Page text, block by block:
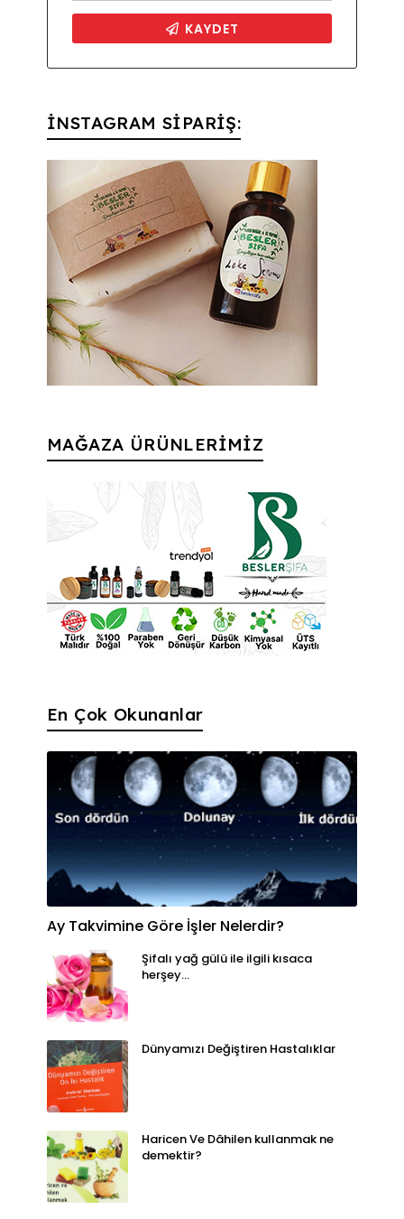
İNSTAGRAM SİPARİŞ:
MAĞAZA ÜRÜNLERİMİZ
En Çok Okunanlar
Ay Takvimine Göre İşler Nelerdir?
Şifalı yağ gülü ile ilgili kısaca
herşey...
Dünyamızı Değiştiren Hastalıklar
Haricen Ve Dâhilen kullanmak ne
demektir?